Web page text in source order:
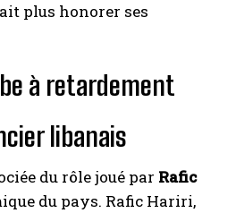
plus honorer ses
à retardement
libanais
du rôle joué par Rafic
du pays. Rafic Hariri,